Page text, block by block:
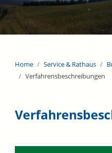
Home Service & Rathaus
Verfahrensbeschreibungen